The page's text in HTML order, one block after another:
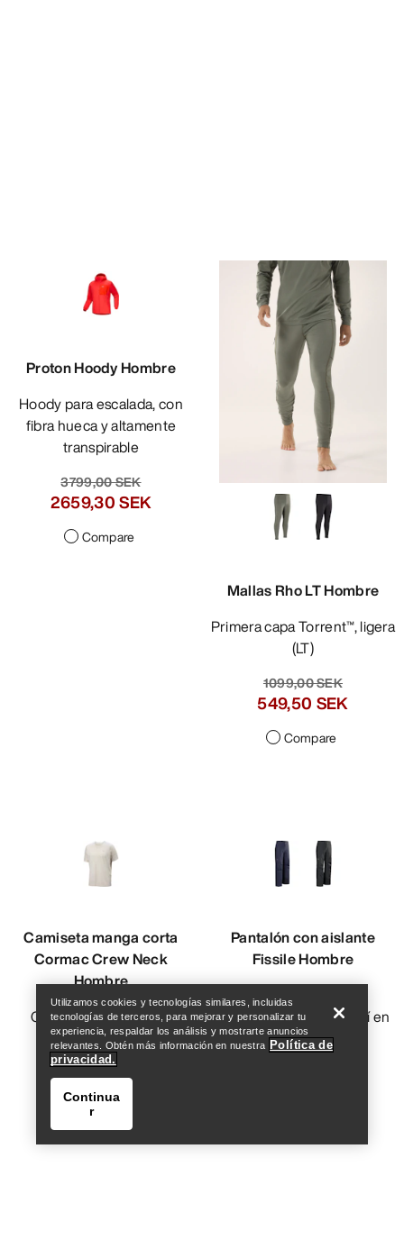
Help
Proton Hoody Hombre
Hoody para escalada, con
fibra hueca y altamente
transpirable
3799,00 SEK
2659,30 SEK
Compare
Mallas Rho LT Hombre
Primera capa Torrent™, ligera
(LT)
1099,00 SEK
549,50 SEK
Compare
Camiseta manga corta
Cormac Crew Neck
Hombre
Camiseta técnica para
actividades intensas
749,00 SEK
449,40 SEK
Compare
Pantalón con aislante
Fissile Hombre
Pantalón abrigado e
impermeable para esquí en
estación
Utilizamos cookies y tecnologías similares, incluidas
tecnologías de terceros, para mejorar y personalizar tu
experiencia, respaldar los análisis y mostrarte anuncios
relevantes. Obtén más información en nuestra Política de
privacidad.
Continua
r